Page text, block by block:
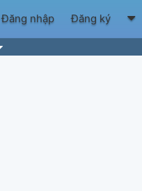
Đăng nhập Đăng ký